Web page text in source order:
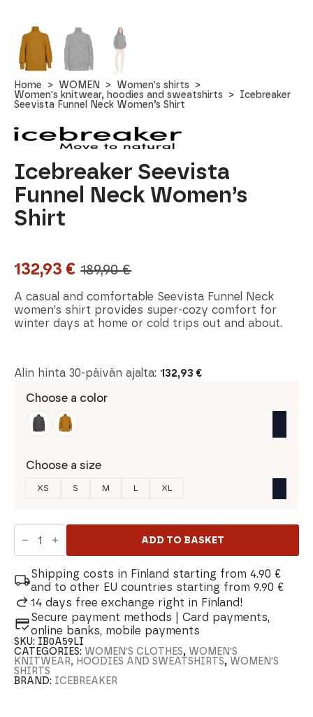
Home WOMEN
Women's shirts
Women's knitwear, hoodies and sweatshirts
Icebreaker
Seevista Funnel Neck Women’s Shirt
Icebreaker Seevista
Funnel Neck Women’s
Shirt
189,90€
Original
price
was:
132,93 €
Current
price
is:
A casual and comfortable Seevista Funnel Neck
women’s shirt provides super-cozy comfort for
winter days at home or cold trips out and about.
Alin hinta 30-päivän ajalta: 132,93 €
Choose a color
Choose a size
XS S M L XL
Icebreaker
Seevista
Funnel
Women's
Shirt
quantity
ADD TO BASKET
Shipping costs in Finland starting from 4.90 €
and to other EU countries starting from 9.90 €
14 days free exchange right in Finland!
Secure payment methods | Card payments,
online banks, mobile payments
SKU: IB0A59LI
CATEGORIES: WOMEN'S CLOTHES, WOMEN'S
KNITWEAR, HOODIES AND SWEATSHIRTS, WOMEN'S
SHIRTS
BRAND: ICEBREAKER